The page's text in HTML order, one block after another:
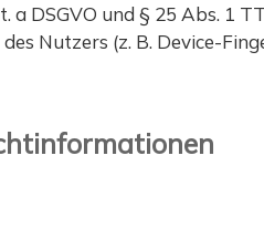
DSGVO und § 25 Abs. 1
Nutzers (z. B. Device-